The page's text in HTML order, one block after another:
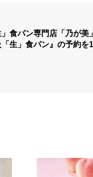
食パン専門店「乃が美
生」食パン』の予約を